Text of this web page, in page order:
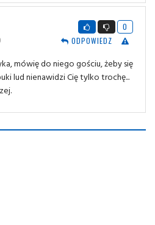
0
ODPOWIEDZ
mówię do niego gościu, żeby się
lud nienawidzi Cię tylko trochę...